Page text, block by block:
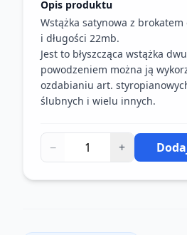
Opis produktu
Wstążka satynowa z brokatem
i długości 22mb.
Jest to błyszcząca wstążka
powodzeniem można ją
ozdabianiu art.
ślubnych i wielu innych.
− +